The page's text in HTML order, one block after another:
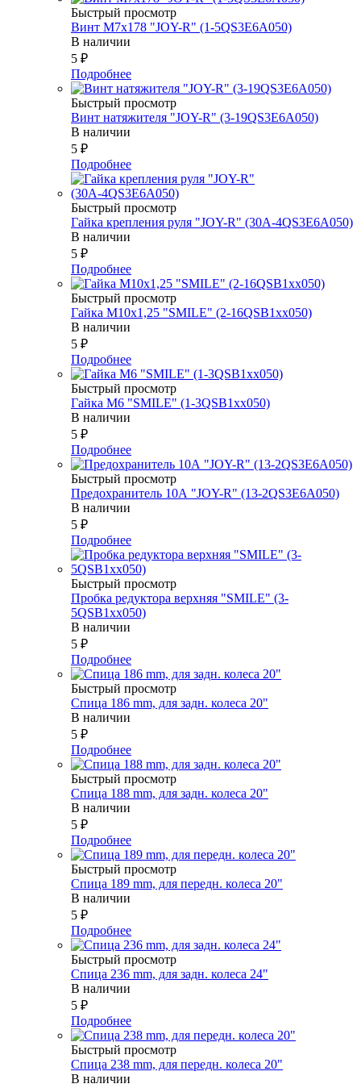
Быстрый просмотр
Винт М7х178 "JOY-R" (1-5QS3E6A050)
В наличии
5 ₽
Подробнее
Быстрый просмотр
Винт натяжителя "JOY-R" (3-19QS3E6A050)
В наличии
5 ₽
Подробнее
Быстрый просмотр
Гайка крепления руля "JOY-R" (30А-4QS3E6A050)
В наличии
5 ₽
Подробнее
Быстрый просмотр
Гайка М10х1,25 "SMILE" (2-16QSB1xx050)
В наличии
5 ₽
Подробнее
Быстрый просмотр
Гайка М6 "SMILE" (1-3QSB1xx050)
В наличии
5 ₽
Подробнее
Быстрый просмотр
Предохранитель 10А "JOY-R" (13-2QS3E6A050)
В наличии
5 ₽
Подробнее
Быстрый просмотр
Пробка редуктора верхняя "SMILE" (3-
5QSB1xx050)
В наличии
5 ₽
Подробнее
Быстрый просмотр
Спица 186 mm, для задн. колеса 20"
В наличии
5 ₽
Подробнее
Быстрый просмотр
Спица 188 mm, для задн. колеса 20"
В наличии
5 ₽
Подробнее
Быстрый просмотр
Спица 189 mm, для передн. колеса 20"
В наличии
5 ₽
Подробнее
Быстрый просмотр
Спица 236 mm, для задн. колеса 24"
В наличии
5 ₽
Подробнее
Быстрый просмотр
Спица 238 mm, для передн. колеса 20"
В наличии